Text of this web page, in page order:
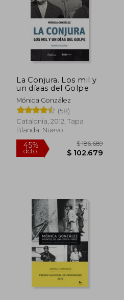
La Conjura. Los mil y
un díaas del Golpe
Mónica González
(58)
Catalonia, 2012, Tapa
Blanda, Nuevo
45%
dcto.
$ 186.689
$ 102.679